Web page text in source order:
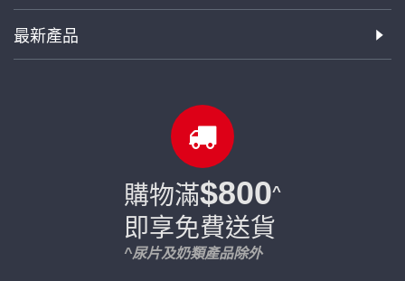
最新產品
購物滿$800^
即享免費送貨
^尿片及奶類產品除外